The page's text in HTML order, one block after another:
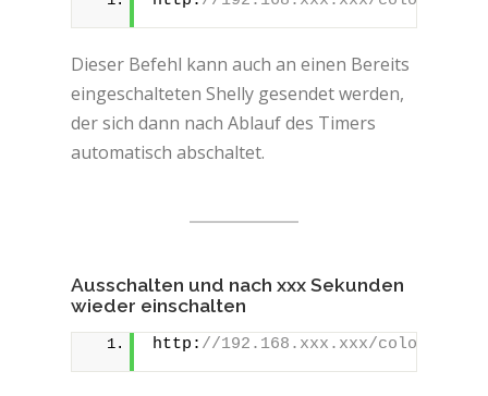
Dieser Befehl kann auch an einen Bereits
eingeschalteten Shelly gesendet werden,
der sich dann nach Ablauf des Timers
automatisch abschaltet.
Ausschalten und nach xxx Sekunden
wieder einschalten
http: //192.168.xxx.xxx/color/